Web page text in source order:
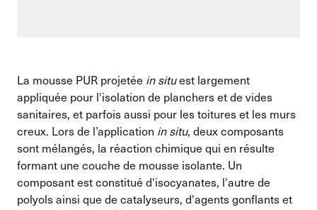
La mousse PUR projetée in situest largement
appliquée pour l'isolation de planchers et de vides
sanitaires, et parfois aussi pour les toitures et les murs
creux. Lors de l’application in situ, deux composants
sont mélangés, la réaction chimique qui en résulte
formant une couche de mousse isolante. Un
composant est constitué d'isocyanates, l'autre de
polyols ainsi que de catalyseurs, d'agents gonflants et